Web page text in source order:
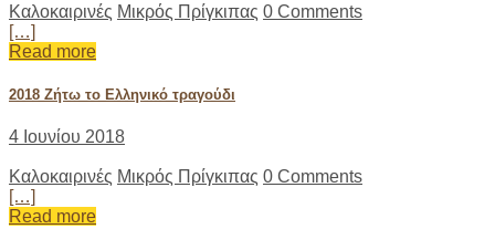
Καλοκαιρινές Μικρός Πρίγκιπας 0 Comments
[…]
Read more
2018 Ζήτω το Ελληνικό τραγούδι
4 Ιουνίου 2018
Καλοκαιρινές Μικρός Πρίγκιπας 0 Comments
[…]
Read more